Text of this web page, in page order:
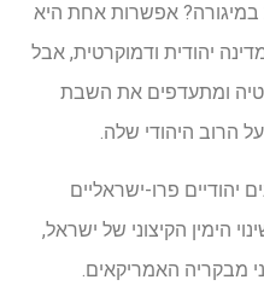
במיגורה? אפשרות אחת היא
יהודית ודמוקרטית, אבל
ומתעדפים את השבת
הרוב היהודי שלה.
יהודיים פרו-ישראליים
הימין הקיצוני של ישראל,
מבקריה האמריקאים.